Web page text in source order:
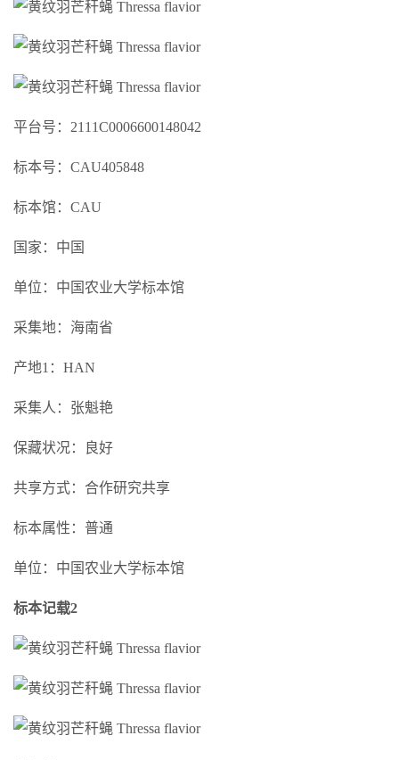
平台号：2111C0006600148042
标本号：CAU405848
标本馆：CAU
国家：中国
单位：中国农业大学标本馆
采集地：海南省
产地1：HAN
采集人：张魁艳
保藏状况：良好
共享方式：合作研究共享
标本属性：普通
单位：中国农业大学标本馆
标本记载2